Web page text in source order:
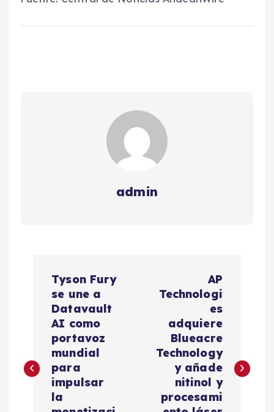
admin
e
Tyson Fury
se une a
Datavault
AI como
portavoz
mundial
para
impulsar
la
AP
Technologi
es
adquiere
Blueacre
Technology
y añade
nitinol y
procesami